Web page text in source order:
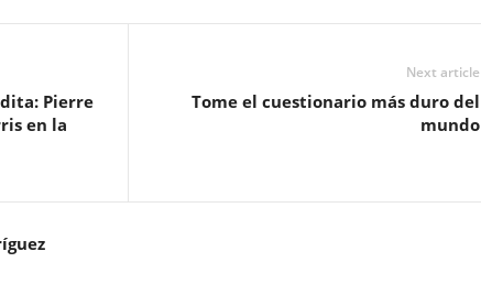
Pierre
en la
Next article
Tome el cuestionario más duro del
mundo